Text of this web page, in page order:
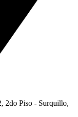
2do Piso - Surquillo,